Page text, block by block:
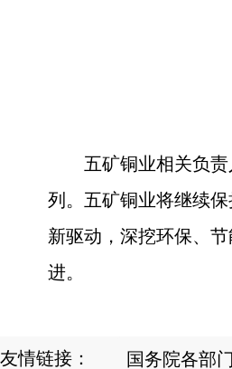
五矿铜业相关负
列。五矿铜业将继续
新驱动，深挖环保、
进。
友情链接：